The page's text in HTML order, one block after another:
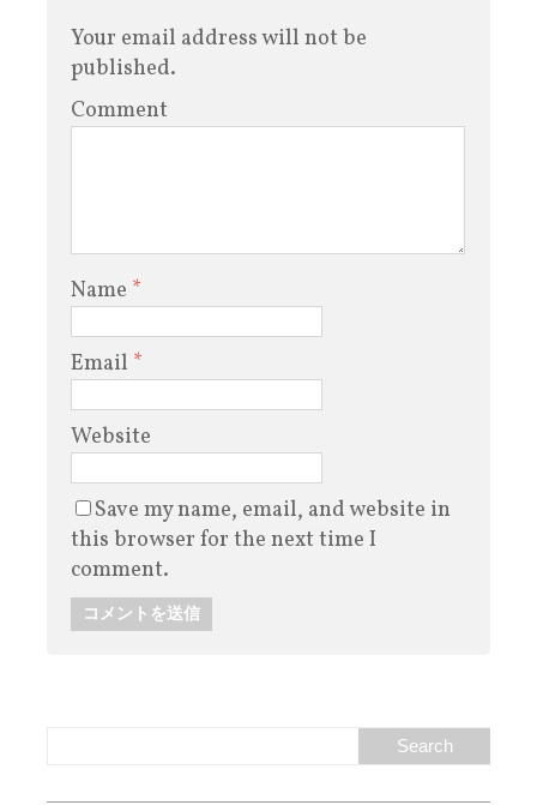
Your email address will not be
published.
Comment
Name *
Email *
Website
Save my name, email, and website in
this browser for the next time I
comment.